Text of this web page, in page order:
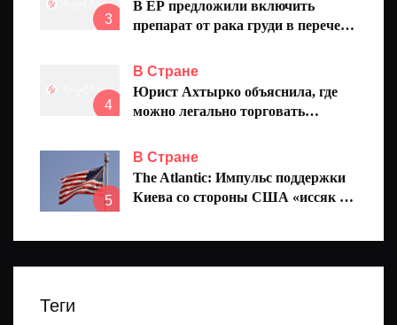
3
В ЕР предложили включить
препарат от рака груди в перечень
4
В Стране
Юрист Ахтырко объяснила, где
можно легально торговать
5
В Стране
The Atlantic: Импульс поддержки
Киева со стороны США «иссяк за
Теги